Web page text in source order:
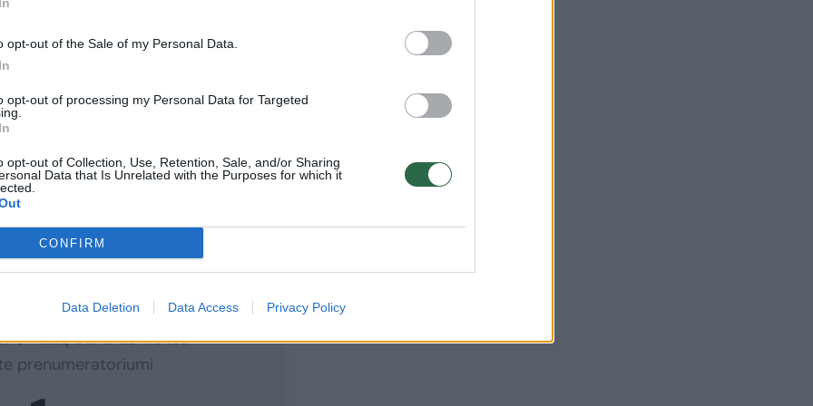
opt-out of the Sale of my Personal Data.
opt-out of processing my Personal Data for Targeted
opt-out of Collection, Use, Retention, Sale, and/or Sharing
Data that Is Unrelated with the Purposes for which it
CONFIRM
Data Deletion Data Access Privacy Policy
teritorijoje, bendruomenių
E.Krasauskienė.
poreikis susijęs su „Kauno
festivaliu.
skaityti
mūsų bendruomenės
prenumeratoriumi